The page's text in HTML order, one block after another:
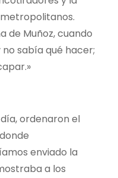
de Muñoz, cuando
sabía qué hacer;
ordenaron el
enviado la
a los